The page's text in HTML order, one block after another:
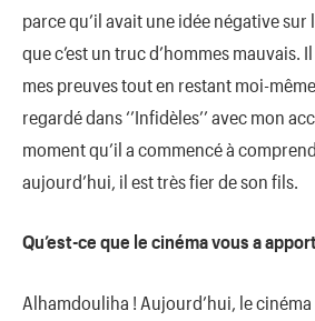
parce qu’il avait une idée négative sur
que c’est un truc d’hommes mauvais.
mes preuves tout en restant moi-
regardé dans ‘’Infidèles’’ avec mon
moment qu’il a commencé à
aujourd’hui, il est très fier de son fils.
Qu’est-ce que le cinéma vous a
Alhamdouliha ! Aujourd’hui, le cinéma